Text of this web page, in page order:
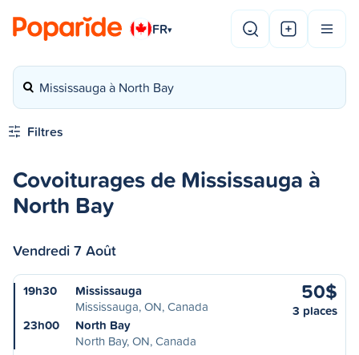
FR▾
Mississauga à North Bay
Filtres
Covoiturages de Mississauga à
North Bay
Vendredi 7 Août
19h30
Mississauga
Mississauga, ON, Canada
23h00
North Bay
North Bay, ON, Canada
50$
3 places